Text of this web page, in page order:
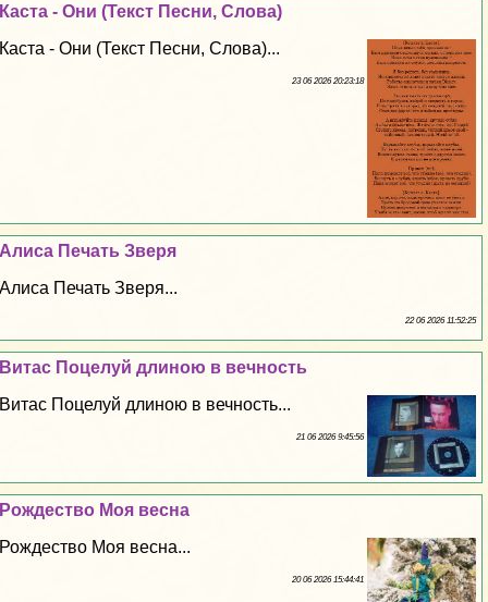
Каста - Они (Текст Песни, Слова)
Каста - Они (Текст Песни, Слова)...
23 06 2026 20:23:18
Алиса Печать Зверя
Алиса Печать Зверя...
22 06 2026 11:52:25
Витас Поцелуй длиною в вечность
Витас Поцелуй длиною в вечность...
21 06 2026 9:45:56
Рождество Моя весна
Рождество Моя весна...
20 06 2026 15:44:41